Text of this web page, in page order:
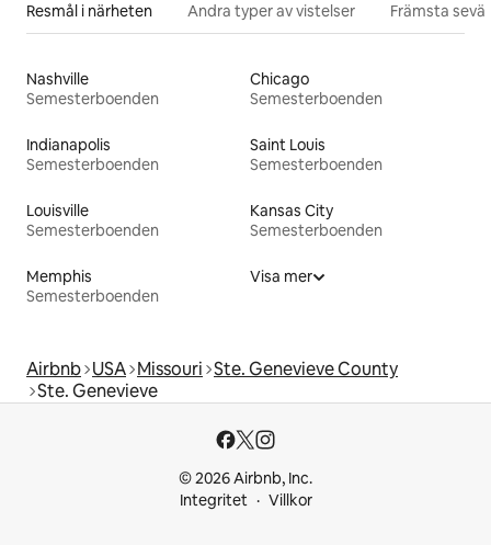
Resmål i närheten Andra typer av vistelser Främsta
Nashville
Semesterboenden
Chicago
Semesterboenden
Indianapolis
Semesterboenden
Saint Louis
Semesterboenden
Louisville
Semesterboenden
Kansas City
Semesterboenden
Memphis
Semesterboenden
Visa mer
Airbnb USA Missouri Ste. Genevieve County
Ste. Genevieve
© 2026 Airbnb, Inc.
Integritet
Villkor